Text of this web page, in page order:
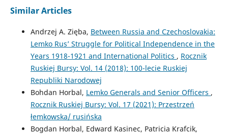
Similar Articles
Andrzej A. Zięba, Between Russia and Czechoslovakia:
Lemko Rus’ Struggle for Political Independence in the
Years 1918-1921 and International Politics , Rocznik
Ruskiej Bursy: Vol. 14 (2018): 100-lecie Ruskiej
Republiki Narodowej
Bohdan Horbal, Lemko Generals and Senior Officers ,
Rocznik Ruskiej Bursy: Vol. 17 (2021): Przestrzeń
łemkowska/ rusińska
Bogdan Horbal, Edward Kasinec, Patricia Krafcik,